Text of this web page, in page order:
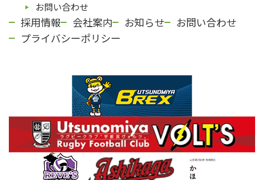
お問い合わせ
採用情報 会社案内 お知らせ
お問い合わせ
プライバシーポリシー